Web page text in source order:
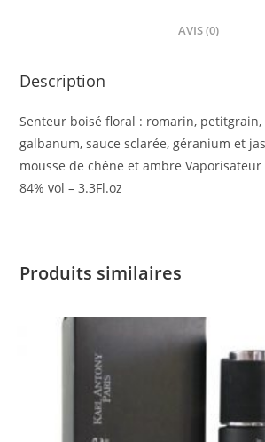
AVIS (0)
Description
Senteur boisé floral : romarin,
galbanum, sauce sclarée, géranium et
mousse de chêne et ambre Vaporisateur
84% vol – 3.3Fl.oz
Produits similaires